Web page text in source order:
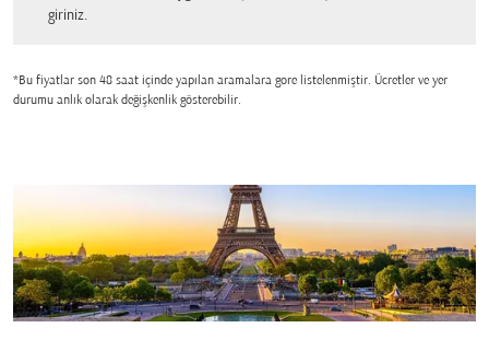
giriniz.
*Bu fiyatlar son 48 saat içinde yapılan aramalara gore listelenmiştir. Ücretler ve yer
durumu anlık olarak değişkenlik gösterebilir.